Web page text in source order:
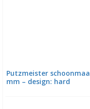
Putzmeister
mm – design: hard